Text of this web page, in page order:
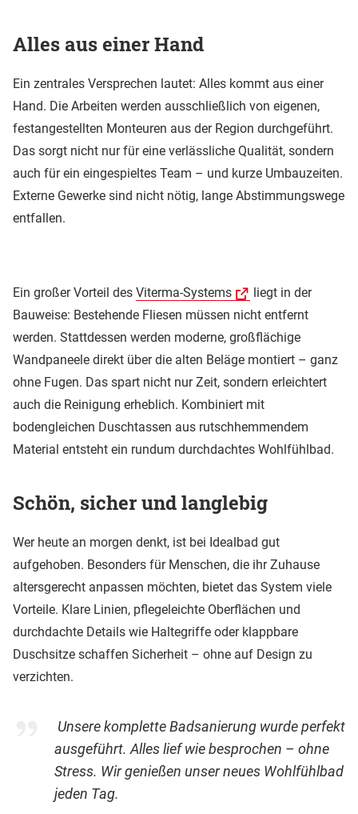
Alles aus einer Hand
Ein zentrales Versprechen lautet: Alles kommt aus einer
Hand. Die Arbeiten werden ausschließlich von eigenen,
festangestellten Monteuren aus der Region durchgeführt.
Das sorgt nicht nur für eine verlässliche Qualität, sondern
auch für ein eingespieltes Team – und kurze Umbauzeiten.
Externe Gewerke sind nicht nötig, lange Abstimmungswege
entfallen.
Ein großer Vorteil des Viterma-Systems
liegt in der
Bauweise: Bestehende Fliesen müssen nicht entfernt
werden. Stattdessen werden moderne, großflächige
Wandpaneele direkt über die alten Beläge montiert – ganz
ohne Fugen. Das spart nicht nur Zeit, sondern erleichtert
auch die Reinigung erheblich. Kombiniert mit
bodengleichen Duschtassen aus rutschhemmendem
Material entsteht ein rundum durchdachtes Wohlfühlbad.
Schön, sicher und langlebig
Wer heute an morgen denkt, ist bei Idealbad gut
aufgehoben. Besonders für Menschen, die ihr Zuhause
altersgerecht anpassen möchten, bietet das System viele
Vorteile. Klare Linien, pflegeleichte Oberflächen und
durchdachte Details wie Haltegriffe oder klappbare
Duschsitze schaffen Sicherheit – ohne auf Design zu
verzichten.
Unsere komplette Badsanierung wurde perfekt
ausgeführt. Alles lief wie besprochen – ohne
Stress. Wir genießen unser neues Wohlfühlbad
jeden Tag.